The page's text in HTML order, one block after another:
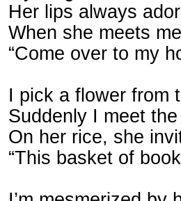
Her lips always
When she meets
“Come over to my
I pick a flower from
Suddenly I meet
On her rice, she
“This basket of